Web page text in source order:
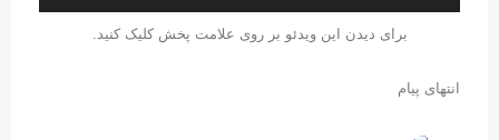
برای دیدن این ویدئو بر روی علامت پخش کلیک کنید.
انتهای پیام